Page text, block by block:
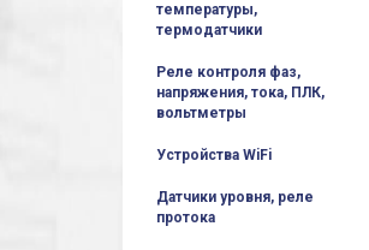
температуры,
термодатчики
Реле контроля фаз,
напряжения, тока, ПЛК,
вольтметры
Устройства WiFi
Датчики уровня, реле
протока